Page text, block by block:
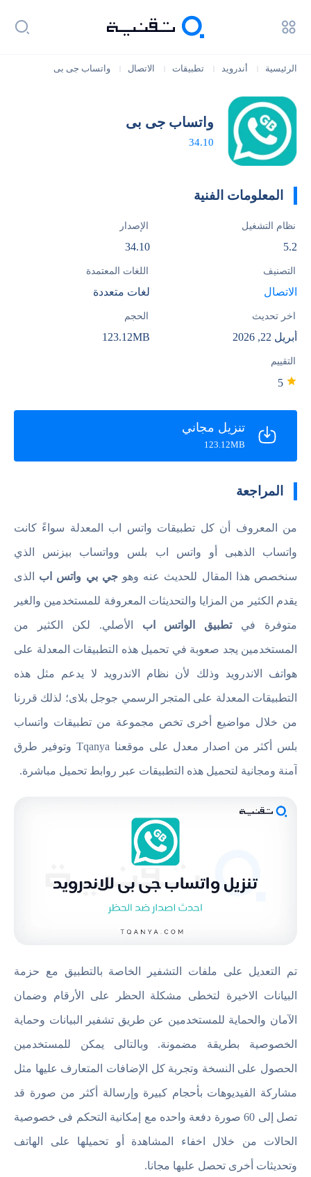
الرئيسية أندرويد تطبيقات الاتصال واتساب جى بى
واتساب جى بى
34.10
المعلومات الفنية
نظام التشغيل
5.2
الإصدار
34.10
التصنيف
الاتصال
اللغات المعتمدة
لغات متعددة
آخر تحديث
أبريل 22, 2026
الحجم
123.12MB
التقييم
تنزيل مجاني
123.12MB
المراجعة
من المعروف أن كل تطبيقات واتس اب المعدلة سواءً كانت
واتساب الذهبى أو واتس اب بلس وواتساب بيزنس الذي
سنخصص هذا المقال للحديث عنه وهوجي بي واتس اب الذى
يقدم الكثير من المزايا والتحديثات المعروفة للمستخدمين والغير
متوفرة فيتطبيق الواتس اب الأصلي. لكن الكثير من
المستخدمين يجد صعوبة في تحميل هذه التطبيقات المعدلة على
هواتف الاندرويد وذلك لأن نظام الاندرويد لا يدعم مثل هذه
التطبيقات المعدلة على المتجر الرسمي جوجل بلاى؛ لذلك قررنا
من خلال مواضيع أخرى تخص مجموعة من تطبيقات واتساب
بلس أكثر من اصدار معدل على موقعنا Tqanya وتوفير طرق
آمنة ومجانية لتحميل هذه التطبيقات عبر روابط تحميل مباشرة.
تم التعديل على ملفات التشفير الخاصة بالتطبيق مع حزمة
البيانات الاخيرة لتخطى مشكلة الحظر على الأرقام وضمان
الآمان والحماية للمستخدمين عن طريق تشفير البيانات وحماية
الخصوصية بطريقة مضمونة. وبالتالى يمكن للمستخدمين
الحصول على النسخة وتجربة كل الإضافات المتعارف عليها مثل
مشاركة الفيديوهات بأحجام كبيرة وإرسالة أكثر من صورة قد
تصل إلى 60 صورة دفعة واحده مع إمكانية التحكم فى خصوصية
الحالات من خلال اخفاء المشاهدة أو تحميلها على الهاتف
وتحديثات أخرى تحصل عليها مجانا.